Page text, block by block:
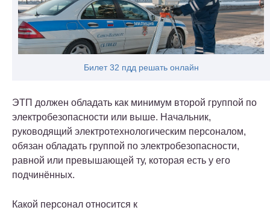
Билет 32 пдд решать онлайн
ЭТП должен обладать как минимум второй группой по
электробезопасности или выше. Начальник,
руководящий электротехнологическим персоналом,
обязан обладать группой по электробезопасности,
равной или превышающей ту, которая есть у его
подчинённых.
Какой персонал относится к